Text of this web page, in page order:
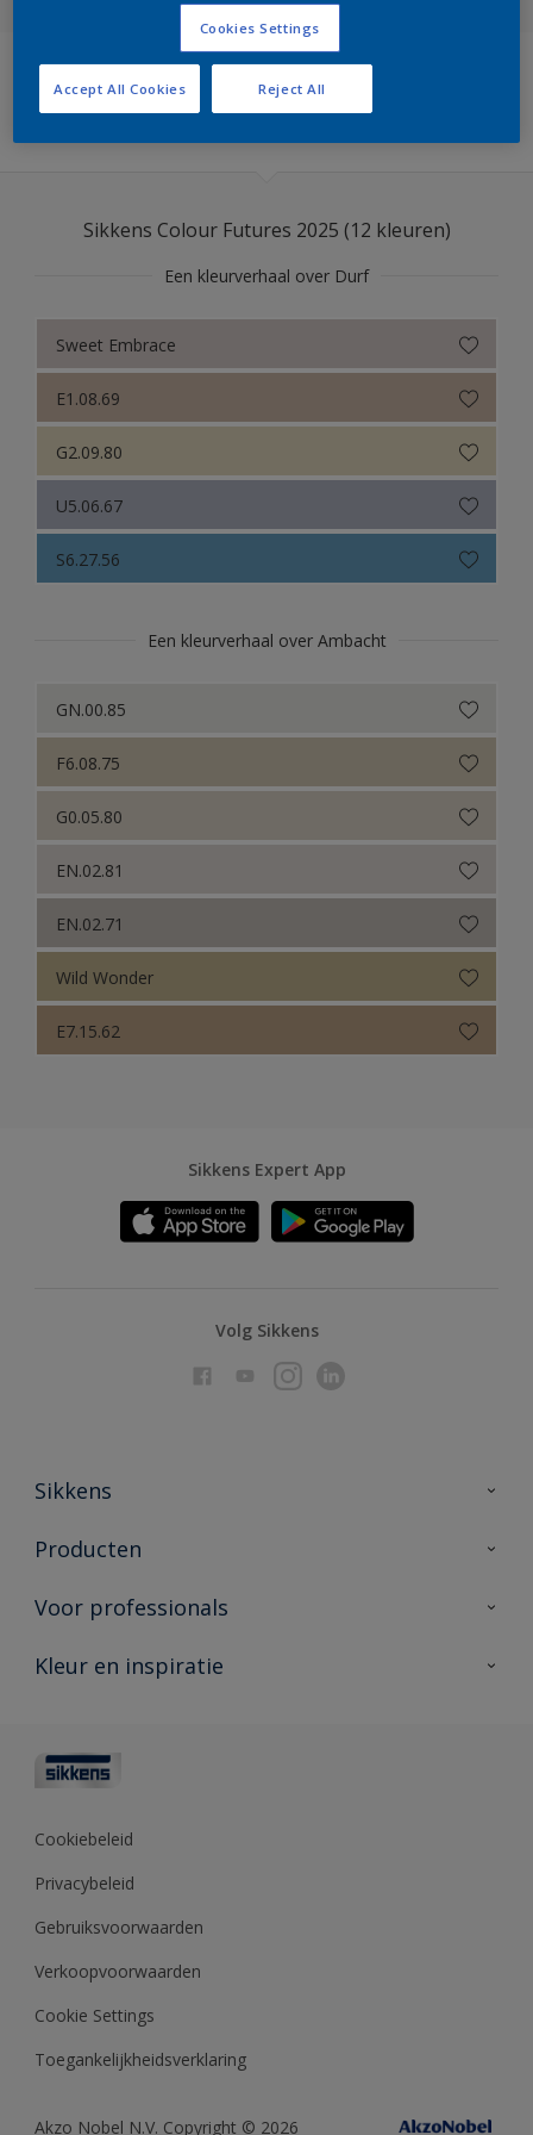
Sikkens Colour Futures 2025
Sikkens Modern Klassieke Kleuren
Sikkens 5051
Sikkens Kleurselectie Kleuren
Sikkens Kleurselectie Witten
Sikkens Colour Futures 2024
Sikkens Colour Futures 2022
Sikkens Colour Futures 2021
Colour Futures 2020
Sikkens Colour Futures 2019
Filters
Sikkens Colour Futures 2025 (12 kleuren)
Een kleurverhaal over Durf
Sweet Embrace
E1.08.69
G2.09.80
U5.06.67
S6.27.56
Een kleurverhaal over Ambacht
GN.00.85
F6.08.75
G0.05.80
EN.02.81
EN.02.71
Wild Wonder
E7.15.62
Sikkens Expert App
Volg Sikkens
Sikkens
Over Sikkens
Duurzaamheid
Producten
Producten voor binnen
Vind je verkooppunt
Voor professionals
Advies & service
Polyfilla Pro
Sikkens Center
Kleur en inspiratie
Kleurtesters
Kleurcollecties
Kennisbank
Cookiebeleid
Privacybeleid
Gebruiksvoorwaarden
Verkoopvoorwaarden
Cookie Settings
Toegankelijkheidsverklaring
Akzo Nobel N.V. Copyright © 2026
Cookies Settings
Reject All
Accept All Cookies